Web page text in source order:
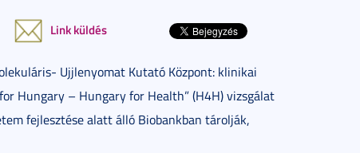
Link küldés
Ujjlenyomat Kutató Központ: klinikai
Hungary – Hungary for Health” (H4H) vizsgálat
fejlesztése alatt álló Biobankban tárolják,